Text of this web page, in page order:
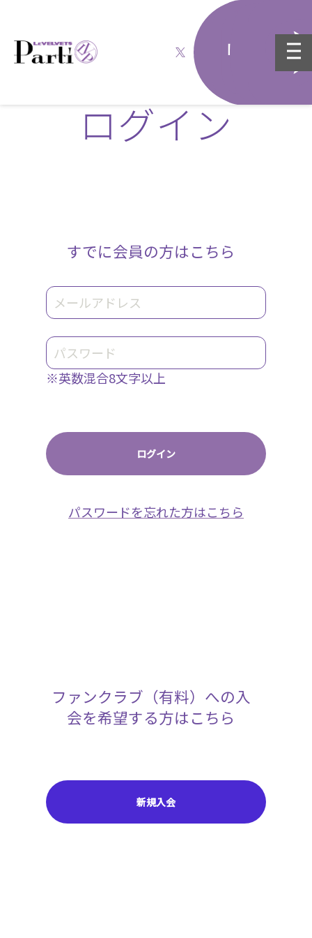
ログイン
すでに会員の方はこちら
※英数混合8文字以上
パスワードを忘れた方はこちら
ファンクラブ（有料）への入
会を希望する方はこちら